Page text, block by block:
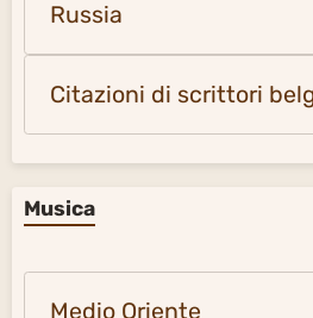
Russia
Citazioni di scrittori
Musica
Medio Oriente